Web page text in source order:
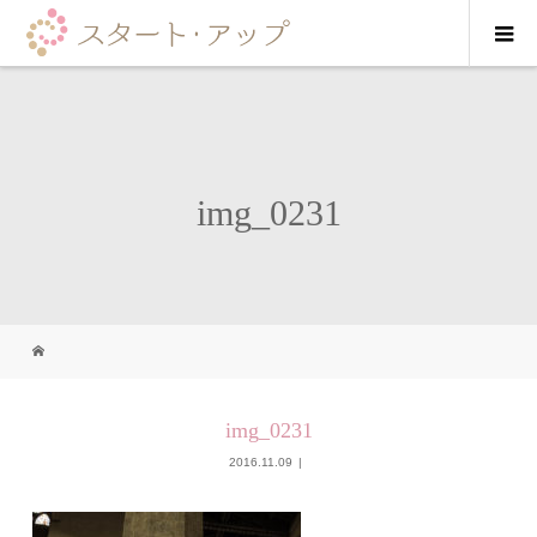
img_0231
img_0231
2016.11.09